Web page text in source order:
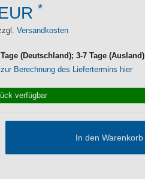
*
Versandkosten
(Deutschland); 3-7 Tage (Ausland)
Berechnung des Liefertermins hier
verfügbar
In den Warenkorb